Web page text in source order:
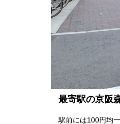
最寄駅の京阪
駅前には100円均